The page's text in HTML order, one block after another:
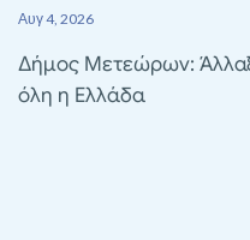
Αυγ 4, 2026
Δήμος Μετεώρων:
όλη η Ελλάδα